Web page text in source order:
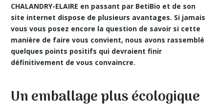
CHALANDRY-ELAIRE en passant par BetiBio et de son
site internet dispose de plusieurs avantages. Si jamais
vous vous posez encore la question de savoir si cette
manière de faire vous convient, nous avons rassemblé
quelques points positifs qui devraient finir
définitivement de vous convaincre.
Un emballage plus écologique